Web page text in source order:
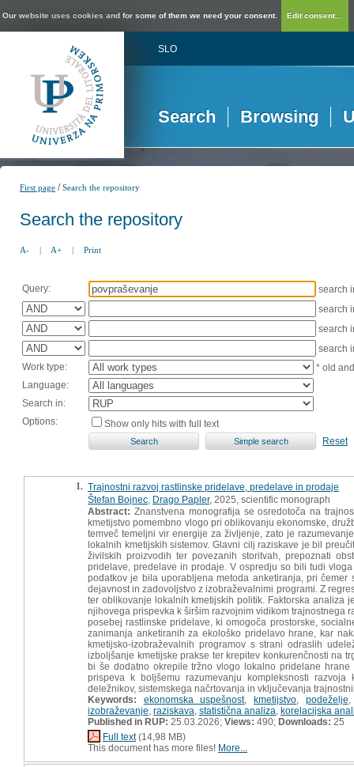
Our website uses cookies and for some of them we need your consent. Edit consent...
SLO
Search Browsing
First page /Search the repository
Search the repository
A- | A+ | Print
Query:
search
search
search
search
Work type:
* old
Language:
Search in:
Options:
Show only hits with full text
Reset
1. Trajnostni razvoj rastlinske pridelave, predelave in prodaje
Štefan Bojnec Drago Papler, 2025, scientific monograph
Abstract: Znanstvena monografija se osredotoča na
kmetijstvo pomembno vlogo pri oblikovanju ekonomske,
temveč temeljni vir energije za življenje, zato je
lokalnih kmetijskih sistemov. Glavni cilj raziskave je bil
živilskih proizvodih ter povezanih storitvah, prepoznati
pridelave, predelave in prodaje. V ospredju so bili tudi
podatkov je bila uporabljena metoda anketiranja, pri
dejavnost in zadovoljstvo z izobraževalnimi programi. Z
ter oblikovanje lokalnih kmetijskih politik. Faktorska analiza
njihovega prispevka k širšim razvojnim vidikom trajnostnega
posebej rastlinske pridelave, ki omogoča prostorske,
zanimanja anketiranih za ekološko pridelavo hrane, kar
kmetijsko-izobraževalnih programov s strani odraslih
izboljšanje kmetijske prakse ter krepitev konkurenčnosti na
bi še dodatno okrepile tržno vlogo lokalno pridelane
prispeva k boljšemu razumevanju kompleksnosti
deležnikov, sistemskega načrtovanja in vključevanja
Keywords:
ekonomska uspešnost,kmetijstvo podeželje
izobraževanje raziskava statistična analiza korelacijska
Published in RUP: 25.03.2026; Views: 490; Downloads: 25
Full text(14,98 MB)
This document has more files! More...